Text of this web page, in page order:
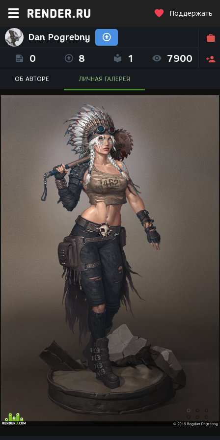
Поддержать
Dan Pogrebny
0 8 1 7900
ОБ АВТОРЕ ЛИЧНАЯ ГАЛЕРЕЯ